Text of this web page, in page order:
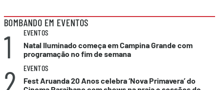
BOMBANDO EM EVENTOS
1
EVENTOS
Natal Iluminado começa em Campina Grande com
programação no fim de semana
2
EVENTOS
Fest Aruanda 20 Anos celebra ‘Nova Primavera’ do